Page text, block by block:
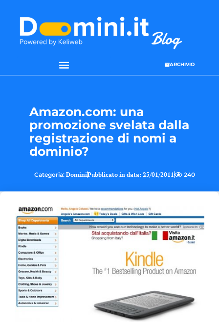
ARCHIVIO
Amazon.com: una
promozione svelata dalla
registrazione di nomi a
dominio?
Categoria: DominiPubblicato in data: 25/01/2011 240